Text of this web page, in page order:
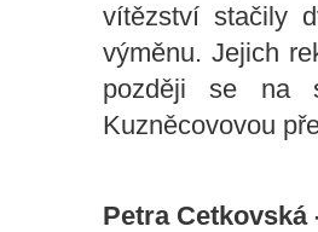
vítězství stačily
výměnu. Jejich
později se na
Kuzněcovovou
Petra Cetkovská